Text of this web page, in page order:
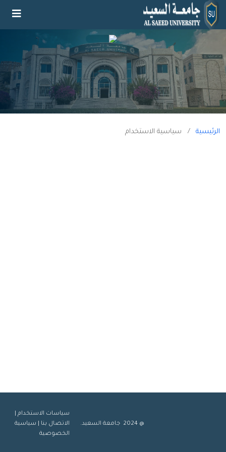
الرئيسية / سياسية الاستخدام
@ 2024 جامعة السعيد.
سياسات الاستخدام
الاتصال بنا
سياسية
الخصوصية